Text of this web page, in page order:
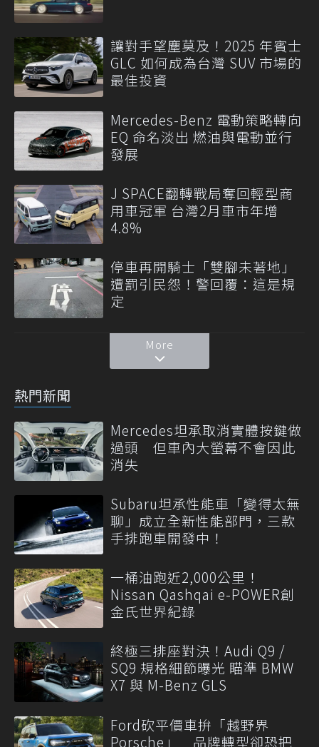
讓對手望塵莫及！2025 年賓士
GLC 如何成為台灣 SUV 市場的
最佳投資
Mercedes-Benz 電動策略轉向
EQ 命名淡出 燃油與電動並行
發展
J SPACE翻轉戰局奪回輕型商
用車冠軍 台灣2月車市年增
4.8%
停車再開騎士「雙腳未著地」
遭罰引民怨！警回覆：這是規
定
More
熱門新聞
Mercedes坦承取消實體按鍵做
過頭 但車內大螢幕不會因此
消失
Subaru坦承性能車「變得太無
聊」成立全新性能部門，三款
手排跑車開發中！
一桶油跑近2,000公里！
Nissan Qashqai e-POWER創
金氏世界紀錄
終極三排座對決！Audi Q9 /
SQ9 規格細節曝光 瞄準 BMW
X7 與 M-Benz GLS
Ford砍平價車拚「越野界
Porsche」 品牌轉型卻恐把